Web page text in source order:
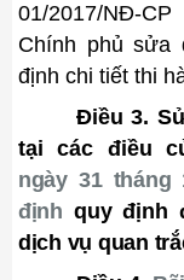
01/2017/NĐ-
Chính phủ sửa
định chi tiết thi
Điều 3.
tại các điều
ngày 31 tháng
địnhquy định
dịch vụ quan